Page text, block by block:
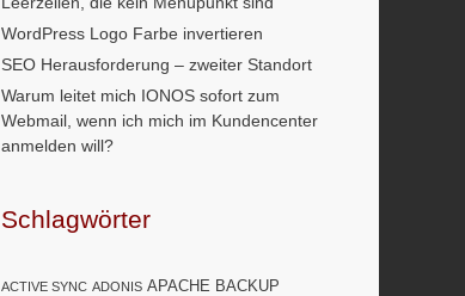
WordPress Logo Farbe invertieren
SEO Herausforderung – zweiter Standort
Warum leitet mich IONOS sofort zum
Webmail, wenn ich mich im Kundencenter
anmelden will?
Schlagwörter
ACTIVE SYNC ADONIS APACHE BACKUP